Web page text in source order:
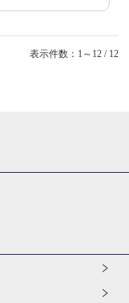
表示件数：1～12 / 12